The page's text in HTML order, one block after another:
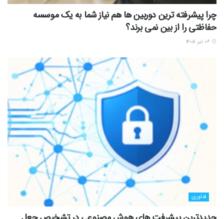
چرا پیشرفته ترین دوربین ها هم نیاز شما به یک موسسه
حفاظتی را از بین نمی برند؟
فناوری